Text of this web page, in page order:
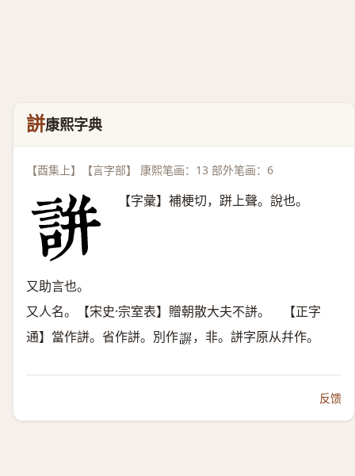
誁康熙字典
【酉集上】【言字部】 康熙笔画：13 部外笔画：6
【字彙】補梗切，跰上聲。說也。
又助言也。
又人名。【宋史·宗室表】贈朝散大夫不誁。 【正字
通】當作誁。省作誁。別作𧩱 ，非。誁字原从幷作。
反馈